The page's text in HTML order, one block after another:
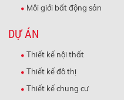
Môi giới bất động sản
DỰ ÁN
Thiết kế nội thất
Thiết kế đô thị
Thiết kế chung cư